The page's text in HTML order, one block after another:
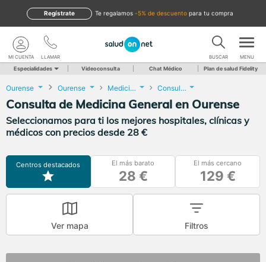
te regalamos -5% de descuento para tu compra
Regístrate
LLAMAR
MI CUENTA BUSCAR MENU
Especialidades Videoconsulta Chat Médico Plan de salud Fidelity
Ourense Ourense Medicina General Consulta de Medicina General
Consulta de Medicina General en Ourense
Seleccionamos para ti los mejores hospitales, clínicas y
médicos con precios desde 28 €
Centros destacados El más barato
28 €
El más cercano
129 €
Ver mapa Filtros